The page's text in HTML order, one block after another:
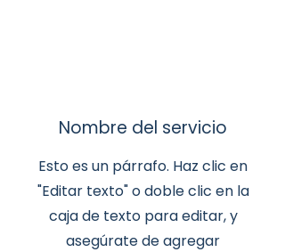
Nombre del servicio
Esto es un párrafo. Haz clic en
"Editar texto" o doble clic en la
caja de texto para editar, y
asegúrate de agregar